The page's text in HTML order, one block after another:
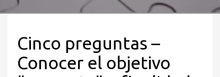
Cinco preguntas –
Conocer el objetivo